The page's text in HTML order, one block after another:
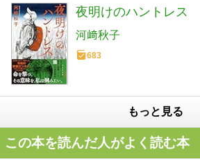
夜明けのハントレス
河﨑秋子
683
もっと見る
この本を読んだ人がよく読む本